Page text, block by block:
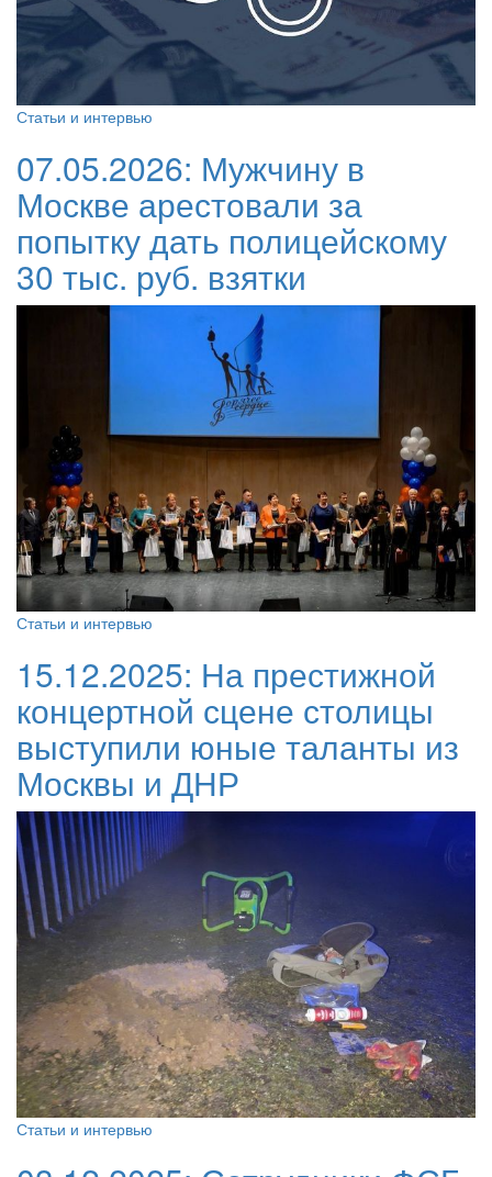
Статьи и интервью
07.05.2026: Мужчину в
Москве арестовали за
попытку дать полицейскому
30 тыс. руб. взятки
Статьи и интервью
15.12.2025: На престижной
концертной сцене столицы
выступили юные таланты из
Москвы и ДНР
Статьи и интервью